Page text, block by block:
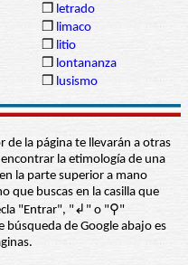
❒ letrado
❒ limaco
❒ litio
❒ lontananza
❒ lusismo
de la página te llevarán a otras
la etimología de una
la parte superior a mano
que buscas en la casilla que
"Entrar", "↲" o "⚲"
de Google abajo es